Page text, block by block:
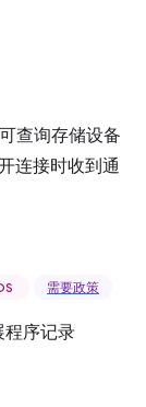
查询存储设备
连接时收到通
需要政策
程序记录